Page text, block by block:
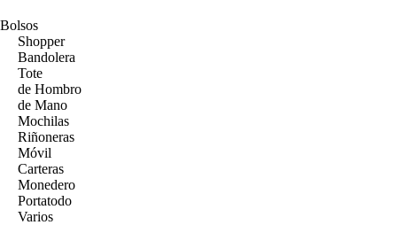
Bolsos
Shopper
Bandolera
Tote
de Hombro
de Mano
Mochilas
Riñoneras
Móvil
Carteras
Monedero
Portatodo
Varios